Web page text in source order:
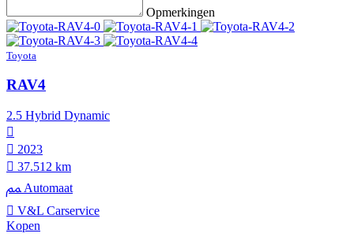
Opmerkingen
Toyota
RAV4
2.5 Hybrid Dynamic
2023
37.512 km
Automaat
V&L Carservice
Kopen